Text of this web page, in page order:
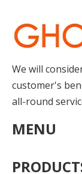
We will
customer's
all-round
MENU